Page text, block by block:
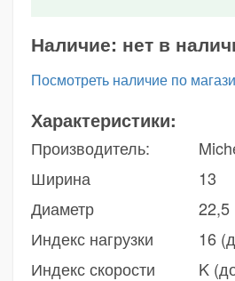
Наличие: нет в
Посмотреть наличие по
Характеристики:
Производитель:
Ширина
13
Диаметр
22,5
Индекс нагрузки
16
Индекс скорости
K